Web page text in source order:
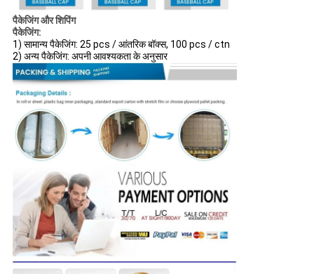
पैकेजिंग और शिपिंग
पैकेजिंग:
1) सामान्य पैकेजिंग: 25 pcs / आंतरिक बॉक्स, 100 pcs / ctn
2) अन्य पैकेजिंग: अपनी आवश्यकता के अनुसार